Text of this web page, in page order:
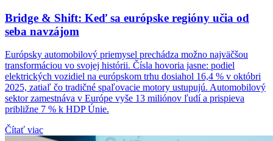
Bridge & Shift: Keď sa európske regióny učia od
seba navzájom
Európsky automobilový priemysel prechádza možno najväčšou
transformáciou vo svojej histórii. Čísla hovoria jasne: podiel
elektrických vozidiel na európskom trhu dosiahol 16,4 % v októbri
2025, zatiaľ čo tradičné spaľovacie motory ustupujú. Automobilový
sektor zamestnáva v Európe vyše 13 miliónov ľudí a prispieva
približne 7 % k HDP Únie.
Čítať viac